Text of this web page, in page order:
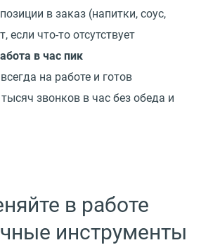
в заказ (напитки, соус,
если что-то отсутствует
в час пик
на работе и готов
звонков в час без обеда и
в работе
инструменты